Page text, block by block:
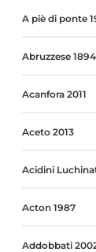
A piè di ponte
Abruzzese 1894
Acanfora 2011
Aceto 2013
Acidini
Acton 1987
Addobbati